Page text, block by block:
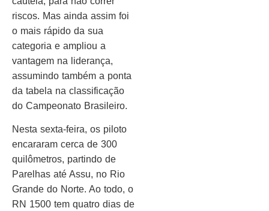
riscos. Mas ainda assim foi
o mais rápido da sua
categoria e ampliou a
vantagem na liderança,
assumindo também a ponta
da tabela na classificação
do Campeonato Brasileiro.
Nesta sexta-feira, os piloto
encararam cerca de 300
quilômetros, partindo de
Parelhas até Assu, no Rio
Grande do Norte. Ao todo, o
RN 1500 tem quatro dias de